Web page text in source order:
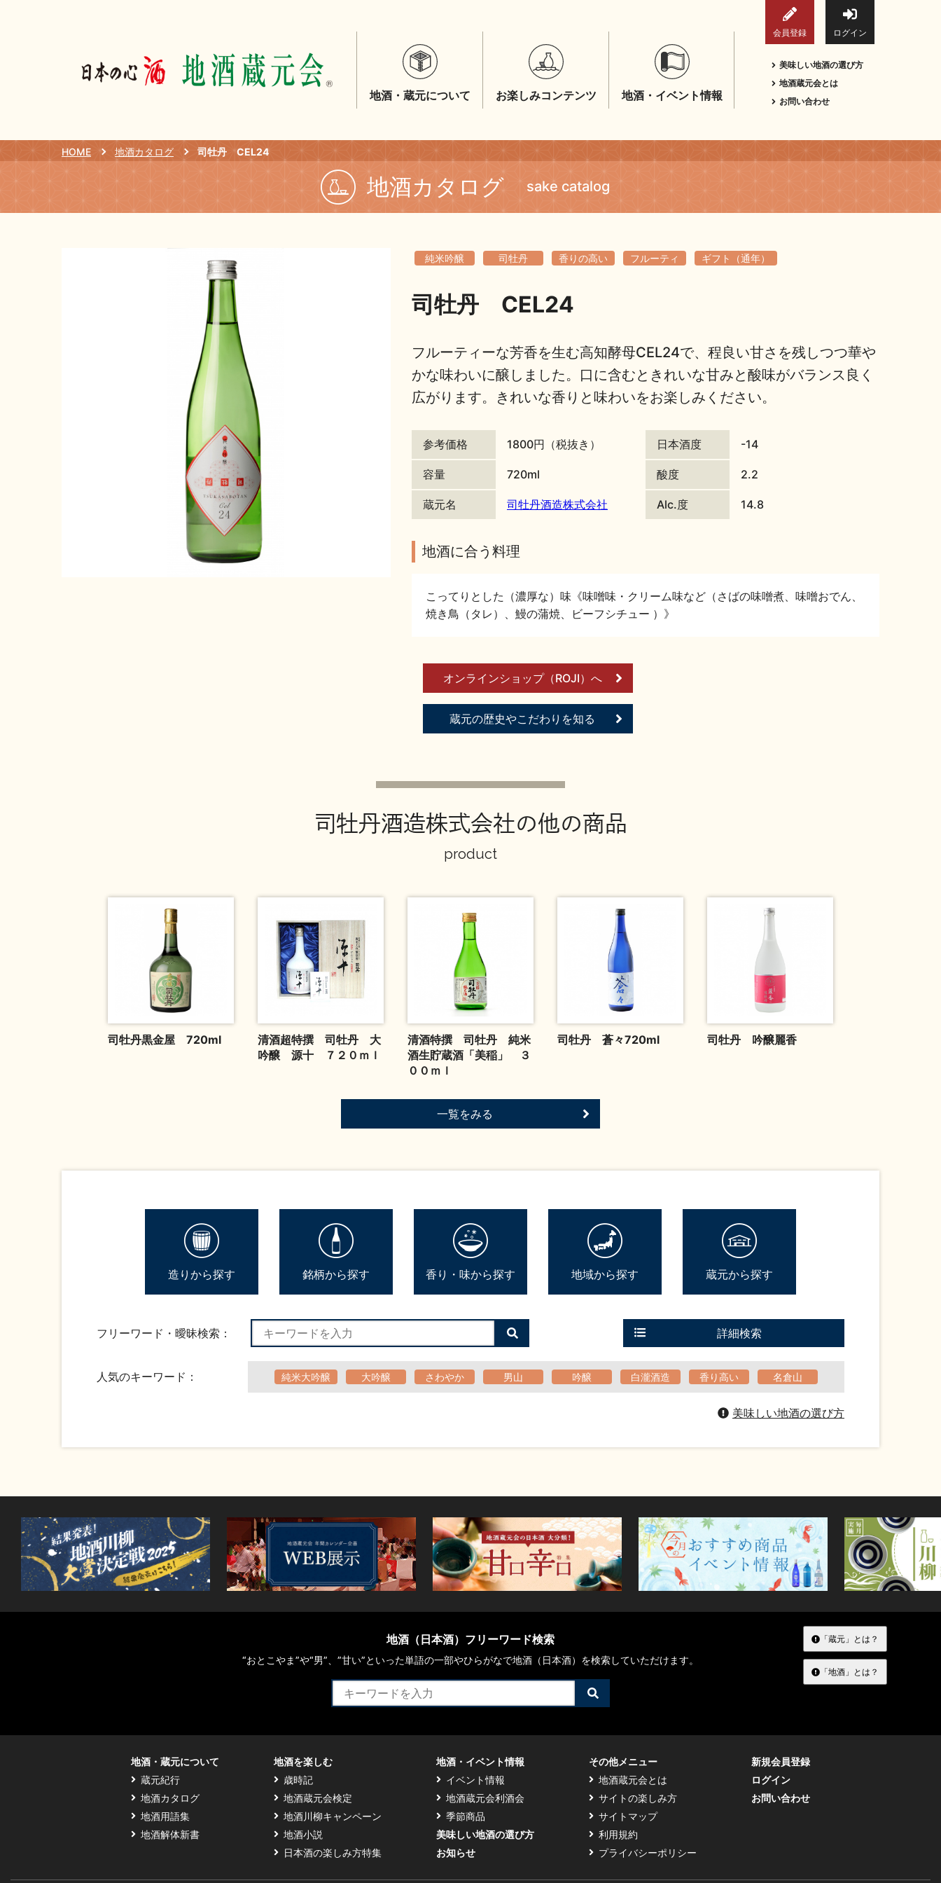
会員登録 ログイン
地酒・蔵元について お楽しみコンテンツ 地酒・イベント情報
美味しい地酒の選び方
地酒蔵元会とは
お問い合わせ
HOME 地酒カタログ 司牡丹 CEL24
地酒カタログ sake catalog
純米吟醸 司牡丹 香りの高い フルーティ ギフト（通年）
司牡丹 CEL24
フルーティーな芳香を生む高知酵母CEL24で、程良い甘さを残しつつ華や
かな味わいに醸しました。口に含むときれいな甘みと酸味がバランス良く
広がります。きれいな香りと味わいをお楽しみください。
参考価格 1800円（税抜き）
容量 720ml
蔵元名 司牡丹酒造株式会社
日本酒度 -14
酸度 2.2
Alc.度 14.8
地酒に合う料理
こってりとした（濃厚な）味《味噌味・クリーム味など（さばの味噌煮、味噌おでん、
焼き鳥（タレ）、鰻の蒲焼、ビーフシチュー ）》
オンラインショップ（ROJI）へ
蔵元の歴史やこだわりを知る
司牡丹酒造株式会社の他の商品
product
司牡丹黒金屋 720ml
清酒超特撰 司牡丹 大
吟醸 源十 ７２０ｍｌ
清酒特撰 司牡丹 純米
酒生貯蔵酒「美稲」 ３
００ｍｌ
司牡丹 蒼々720ml 司牡丹 吟醸麗香
一覧をみる
造りから探す 銘柄から探す 香り・味から探す 地域から探す 蔵元から探す
フリーワード・曖昧検索：
検
索
る
詳細検索
人気のキーワード： 純米大吟醸 大吟醸 さわやか 男山 吟醸 白瀧酒造 香り高い 名倉山
美味しい地酒の選び方
地酒（日本酒）フリーワード検索
“おとこやま”や“男”、”甘い”といった単語の一部やひらがなで地酒（日本酒）を検索していただけます。
検
索
「蔵元」とは？
「地酒」とは？
地酒・蔵元について
蔵元紀行
地酒カタログ
地酒用語集
地酒解体新書
地酒を楽しむ
歳時記
地酒蔵元会検定
地酒川柳キャンペーン
地酒小説
日本酒の楽しみ方特集
地酒・イベント情報
イベント情報
地酒蔵元会利酒会
季節商品
美味しい地酒の選び方
お知らせ
その他メニュー
地酒蔵元会とは
サイトの楽しみ方
サイトマップ
利用規約
プライバシーポリシー
新規会員登録
ログイン
お問い合わせ